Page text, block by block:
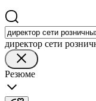
директор сети
Резюме